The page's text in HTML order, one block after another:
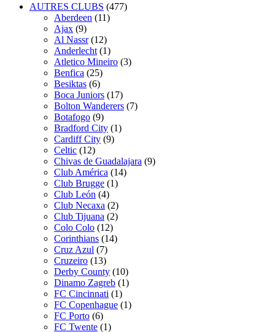
AUTRES CLUBS (477)
Aberdeen (11)
Ajax (9)
Al Nassr (12)
Anderlecht (1)
Atletico Mineiro (3)
Benfica (25)
Besiktas (6)
Boca Juniors (17)
Bolton Wanderers (7)
Botafogo (9)
Bradford City (1)
Cardiff City (9)
Celtic (12)
Chivas de Guadalajara (9)
Club América (14)
Club Brugge (1)
Club León (4)
Club Necaxa (2)
Club Tijuana (2)
Colo Colo (12)
Corinthians (14)
Cruz Azul (7)
Cruzeiro (13)
Derby County (10)
Dinamo Zagreb (1)
FC Cincinnati (1)
FC Copenhague (1)
FC Porto (6)
FC Twente (1)